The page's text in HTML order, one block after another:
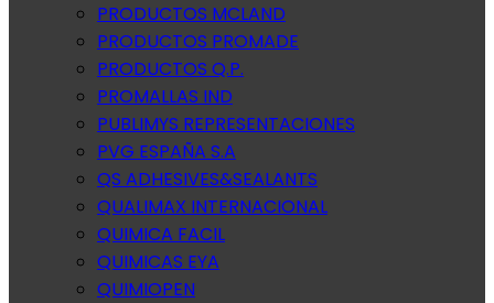
PRODUCTOS MCLAND
PRODUCTOS PROMADE
PRODUCTOS Q.P.
PROMALLAS IND
PUBLIMYS REPRESENTACIONES
PVG ESPAÑA S.A
QS ADHESIVES&SEALANTS
QUALIMAX INTERNACIONAL
QUIMICA FACIL
QUIMICAS EYA
QUIMIOPEN